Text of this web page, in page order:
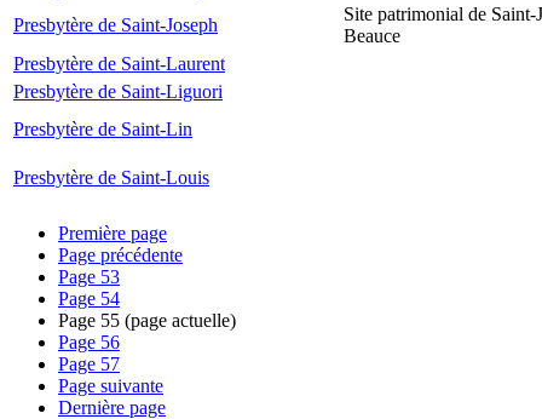
Presbytère de Saint-Joseph
Site patrimonial de Saint-
Beauce
Presbytère de Saint-Laurent
Presbytère de Saint-Liguori
Presbytère de Saint-Lin
Presbytère de Saint-Louis
Première page
Page précédente
Page 53
Page 54
Page 55 (page actuelle)
Page 56
Page 57
Page suivante
Dernière page